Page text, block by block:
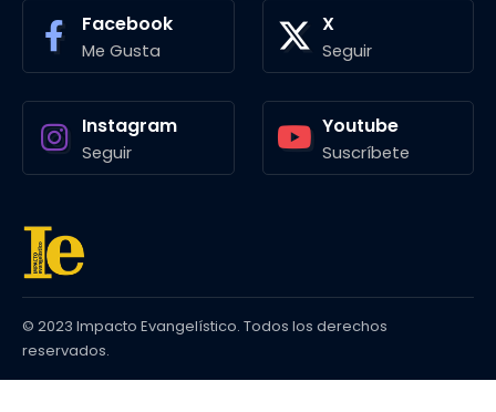
Facebook
Me Gusta
X
Seguir
Instagram
Seguir
Youtube
Suscríbete
© 2023 Impacto Evangelístico. Todos los derechos
reservados.